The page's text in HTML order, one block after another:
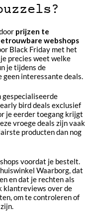
prijzen te
webshops
Black Friday met het
precies weet welke
je tijdens de
interessante deals.
gespecialiseerde
bird deals exclusief
je eerder toegang krijgt
vroege deals zijn vaak
producten dan nog
voordat je bestelt.
Waarborg, dat
en dat je rechten als
klantreviews over de
om te controleren of